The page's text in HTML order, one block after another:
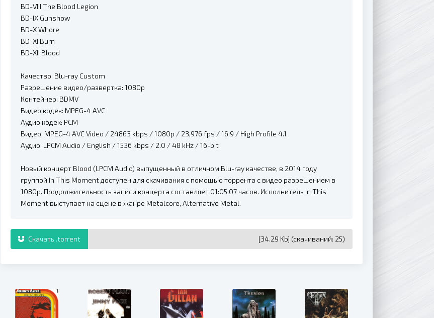
BD-VIII The Blood Legion
BD-IX Gunshow
BD-X Whore
BD-XI Burn
BD-XII Blood
Качество: Blu-ray Custom
Разрешение видео/развертка: 1080p
Контейнер: BDMV
Видео кодек: MPEG-4 AVC
Аудио кодек: PCM
Видео: MPEG-4 AVC Video / 24863 kbps / 1080p / 23,976 fps / 16:9 / High Profile 4.1
Аудио: LPCM Audio / English / 1536 kbps / 2.0 / 48 kHz / 16-bit
Новый концерт Blood (LPCM Audio) выпущенный в отличном Blu-ray качестве, в 2014 году
группой In This Moment доступен для скачивания с помощью торрента с видео разрешением в
1080p. Продолжительность записи концерта составляет 01:05:07 часов. Исполнитель In This
Moment выступает на сцене в жанре Metalcore, Alternative Metal.
Скачать .torrent [34.29 Kb] (cкачиваний: 25)